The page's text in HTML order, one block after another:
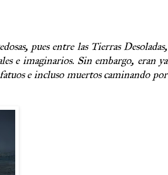
pues entre las Tierras Desoladas,
e imaginarios. Sin embargo, eran ya
e incluso muertos caminando por